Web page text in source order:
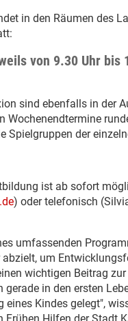
in den Räumen des
von 9.30 Uhr bis
sind ebenfalls in der
Wochenendtermine
Spielgruppen der
ist ab sofort
) oder telefonisch
umfassenden
abzielt, um
wichtigen Beitrag
gerade in den ersten
Kindes gelegt",